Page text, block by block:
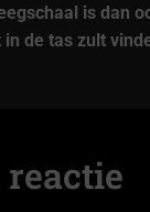
is dan
de tas zult
reactie